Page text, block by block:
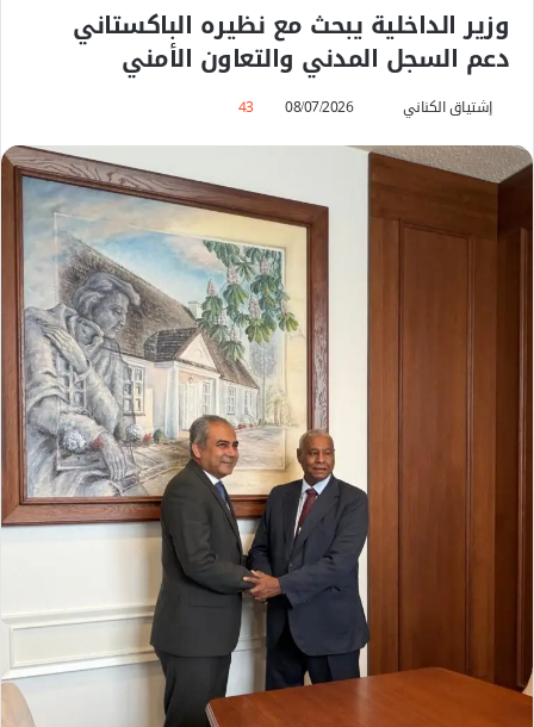
وزير الداخلية يبحث مع نظيره الباكستاني
دعم السجل المدني والتعاون الأمني
إشتياق الكناني
س
ب
08/07/2026
43